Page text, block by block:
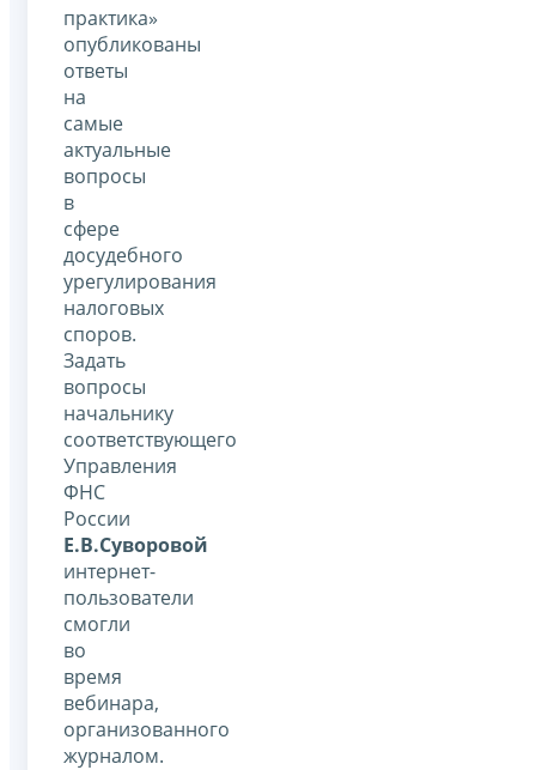
практика»
опубликованы
ответы
на
самые
актуальные
вопросы
в
сфере
досудебного
урегулирования
налоговых
споров.
Задать
вопросы
начальнику
соответствующего
Управления
ФНС
России
Е.В.Суворовой
интернет-
пользователи
смогли
во
время
вебинара,
организованного
журналом.